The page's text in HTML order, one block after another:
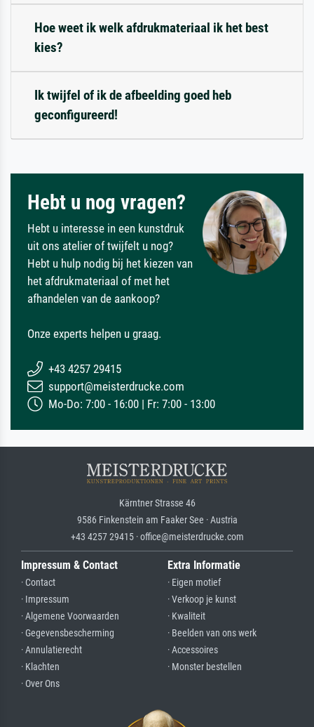
Hoe weet ik welk afdrukmateriaal ik het best
kies?
Ik twijfel of ik de afbeelding goed heb
geconfigureerd!
Hebt u nog vragen?
Hebt u interesse in een kunstdruk
uit ons atelier of twijfelt u nog?
Hebt u hulp nodig bij het kiezen van
het afdrukmateriaal of met het
afhandelen van de aankoop?
Onze experts helpen u graag.
+43 4257 29415
support@meisterdrucke.com
Mo-Do: 7:00 - 16:00 | Fr: 7:00 - 13:00
Kärntner Strasse 46
9586 Finkenstein am Faaker See · Austria
+43 4257 29415 · office@meisterdrucke.com
Impressum & Contact
· Contact
· Impressum
· Algemene Voorwaarden
· Gegevensbescherming
· Annulatierecht
· Klachten
· Over Ons
Extra Informatie
· Eigen motief
· Verkoop je kunst
· Kwaliteit
· Beelden van ons werk
· Accessoires
· Monster bestellen